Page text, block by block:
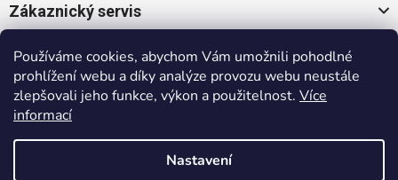
Používáme cookies, abychom Vám umožnili pohodlné
prohlížení webu a díky analýze provozu webu neustále
zlepšovali jeho funkce, výkon a použitelnost. Více
informací
Nastavení
Zákaznický servis
Oblíbené kategorie
Populární značky